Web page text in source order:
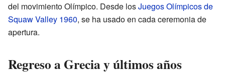
del movimiento Olímpico. Desde losJuegos Olímpicos de
Squaw Valley 1960, se ha usado en cada ceremonia de
apertura.
Regreso a Grecia y últimos años